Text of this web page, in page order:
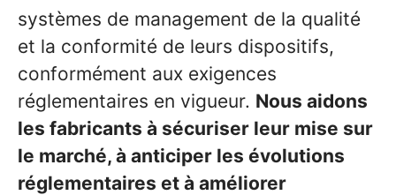
systèmes de management de la qualité
et la conformité de leurs dispositifs,
conformément aux exigences
réglementaires en vigueur. Nous aidons
les fabricants à sécuriser leur mise sur
le marché, à anticiper les évolutions
réglementaires et à améliorer